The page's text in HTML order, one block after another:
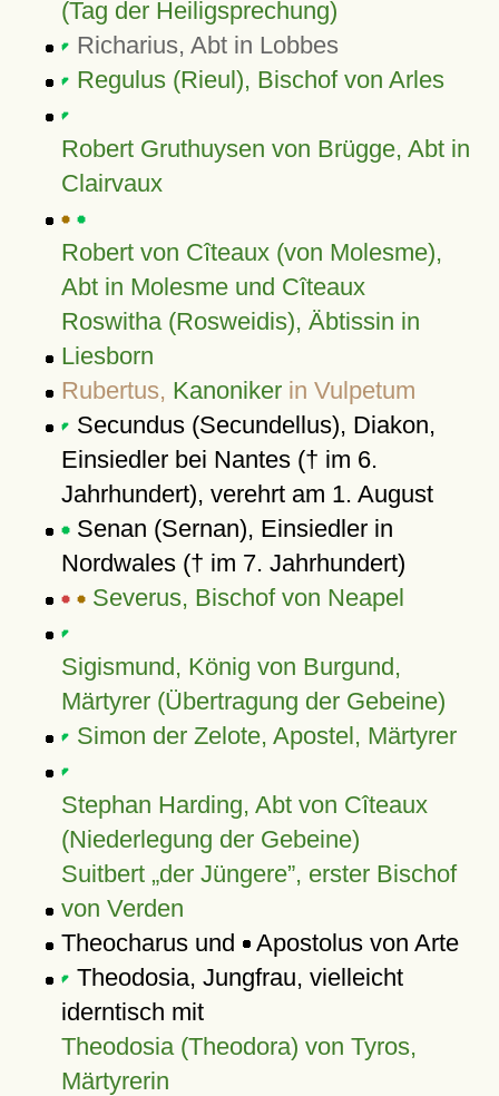
(Tag der Heiligsprechung)
Richarius, Abt in Lobbes
Regulus (Rieul), Bischof von Arles
Robert Gruthuysen von Brügge, Abt in
Clairvaux
Robert von Cîteaux (von Molesme),
Abt in Molesme und Cîteaux
Roswitha (Rosweidis), Äbtissin in
Liesborn
Rubertus, Kanonikerin Vulpetum
Secundus (Secundellus), Diakon,
Einsiedler bei Nantes († im 6.
Jahrhundert), verehrt am 1. August
Senan (Sernan), Einsiedler in
Nordwales († im 7. Jahrhundert)
Severus, Bischof von Neapel
Sigismund, König von Burgund,
Märtyrer (Übertragung der Gebeine)
Simon der Zelote, Apostel, Märtyrer
Stephan Harding, Abt von Cîteaux
(Niederlegung der Gebeine)
Suitbert der Jüngere , erster Bischof
von Verden
Theocharus und Apostolus von Arte
Theodosia, Jungfrau, vielleicht
iderntisch mit
Theodosia (Theodora) von Tyros,
Märtyrerin